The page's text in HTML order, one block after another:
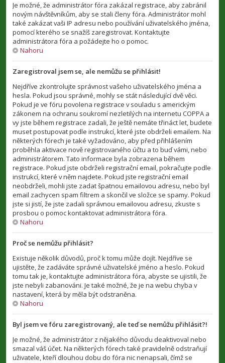
Je možné, že administrátor fóra zakázal registrace, aby zabránil
novým návštěvníkům, aby se stali členy fóra. Administrátor mohl
také zakázat vaši IP adresu nebo používání uživatelského jména,
pomocí kterého se snažíš zaregistrovat. Kontaktujte
administrátora fóra a požádejte ho o pomoc.
Nahoru
Zaregistroval jsem se, ale nemůžu se přihlásit!
Nejdříve zkontrolujte správnost vašeho uživatelského jména a
hesla. Pokud jsou správné, mohly se stát následující dvě věci.
Pokud je ve fóru povolena registrace v souladu s americkým
zákonem na ochranu soukromí nezletilých na internetu COPPA a
vy jste během registrace zadali, že ještě nemáte třináct let, budete
muset postupovat podle instrukcí, které jste obdrželi emailem. Na
některých fórech je také vyžadováno, aby před přihlášením
proběhla aktivace nově registrovaného účtu a to buď vámi, nebo
administrátorem. Tato informace byla zobrazena během
registrace. Pokud jste obdrželi registrační email, pokračujte podle
instrukcí, které v něm najdete. Pokud jste registrační email
neobdrželi, mohli jste zadat špatnou emailovou adresu, nebo byl
email zachycen spam filtrem a skončil ve složce se spamy. Pokud
jste si jistí, že jste zadali správnou emailovou adresu, zkuste s
prosbou o pomoc kontaktovat administrátora fóra.
Nahoru
Proč se nemůžu přihlásit?
Existuje několik důvodů, proč k tomu může dojít. Nejdříve se
ujistěte, že zadáváte správné uživatelské jméno a heslo. Pokud
tomu tak je, kontaktujte administrátora fóra, abyste se ujistili, že
jste nebyli zabanováni. Je také možné, že je na webu chyba v
nastavení, která by měla být odstraněna.
Nahoru
Byl jsem ve fóru zaregistrovaný, ale teď se nemůžu přihlásit?!
Je možné, že administrátor z nějakého důvodu deaktivoval nebo
smazal váš účet. Na některých fórech také pravidelně odstraňují
uživatele, kteří dlouhou dobu do fóra nic nenapsali, čímž se